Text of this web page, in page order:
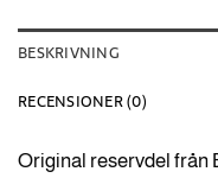
BESKRIVNING
RECENSIONER (0)
Original reservdel från